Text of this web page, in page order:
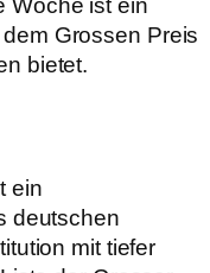
Woche ist ein
Grossen Preis
bietet.
ein
deutschen
mit tiefer